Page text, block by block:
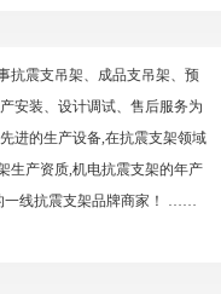
抗震支吊架、成品支吊架、预
安装、设计调试、售后服务为
进的生产设备,在抗震支架领域
生产资质,机电抗震支架的年产
一线抗震支架品牌商家！ ……